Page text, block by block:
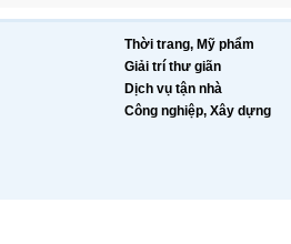
Thời trang, Mỹ phẩm
Giải trí thư giãn
Dịch vụ tận nhà
Công nghiệp, Xây dựng